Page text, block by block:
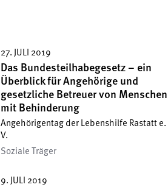
27. JULI 2019
Das Bundesteilhabegesetz – ein
Überblick für Angehörige und
gesetzliche Betreuer von Menschen
mit Behinderung
Angehörigentag der Lebenshilfe Rastatt e.
V.
Soziale Träger
9. JULI 2019